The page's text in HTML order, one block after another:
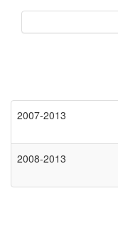
2007-2013
2008-2013